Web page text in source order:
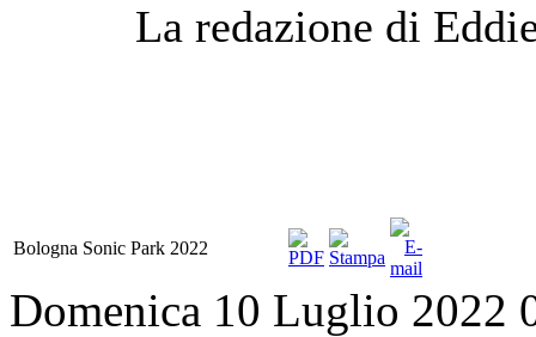
La redazione di
Bologna Sonic Park 2022
Domenica 10 Luglio 2022